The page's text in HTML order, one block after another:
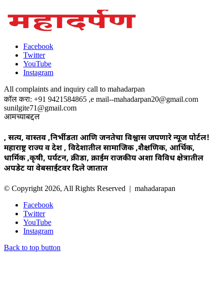
Facebook
Twitter
YouTube
Instagram
All complaints and inquiry call to mahadarpan
कॉल करा: +91 9421584865 ,e mail--mahadarpan20@gmail.com
sunilgite71@gmail.com
आमच्याबद्दल
, सत्य, वास्तव ,निर्भीडता आणि जनतेचा विश्वास जपणारे न्यूज पोर्टल!
महाराष्ट्र राज्य व देश , विदेशातील सामाजिक ,शैक्षणिक, आर्थिक,
धार्मिक ,कृषी, पर्यटन, क्रीडा, क्राईम राजकीय अशा विविध क्षेत्रातील
अपडेट या वेबसाईटवर दिले जातात
© Copyright 2026, All Rights Reserved | mahadarapan
Facebook
Twitter
YouTube
Instagram
Back to top button